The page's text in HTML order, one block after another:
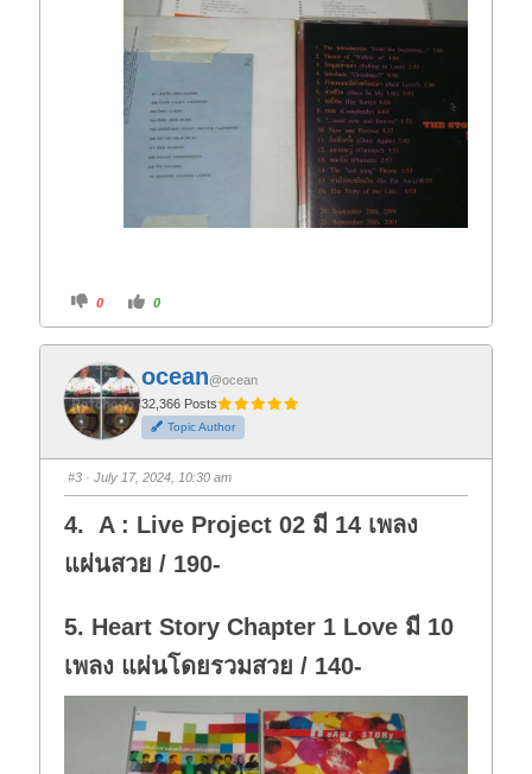
C
i
k
f
o
r
t
h
u
m
d
o
0
C
i
k
o
r
t
h
u
m
u
p
0
ocean@ocean
32,366 Posts
Topic Author
#3 · July 17, 2024, 10:30 am
4. A : Live Project 02 มี 14 เพลง
แผ่นสวย / 190-
5. Heart Story Chapter 1 Love มี 10
เพลง แผ่นโดยรวมสวย / 140-